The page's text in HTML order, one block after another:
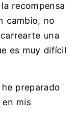
recompensa
cambio, no
una
es muy difícil
preparado
mis